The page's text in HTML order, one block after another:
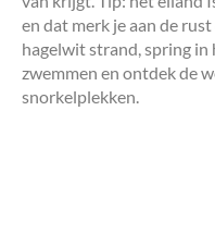
en dat merk je aan de
hagelwit strand, spring
zwemmen en ontdek de
snorkelplekken.